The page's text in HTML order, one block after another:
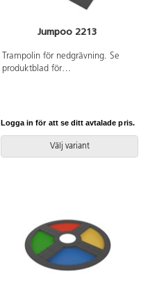
Jumpoo 2213
Trampolin för nedgrävning. Se
produktblad för
användas. Den senaste versionen
Inkluderar markförankring K16.
Logga in för att se ditt avtalade pris.
Välj variant